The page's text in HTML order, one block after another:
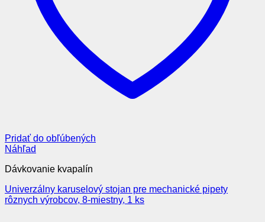
Pridať do obľúbených
Náhľad
Dávkovanie kvapalín
Univerzálny karuselový stojan pre mechanické pipety
rôznych výrobcov, 8-miestny, 1 ks